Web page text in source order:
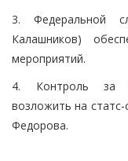
3. Федеральной
Калашников)
мероприятий.
4. Контроль за
возложить на
Федорова.